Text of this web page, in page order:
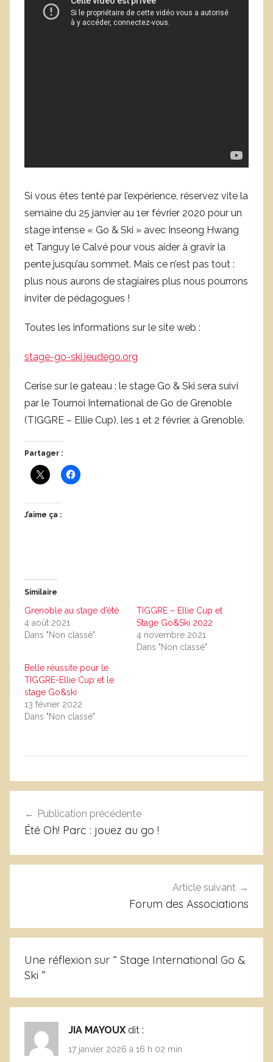
Si vous êtes tenté par l’expérience, réservez vite la
semaine du 25 janvier au 1er février 2020 pour un
stage intense « Go & Ski » avec Inseong Hwang
et Tanguy le Calvé pour vous aider à gravir la
pente jusqu’au sommet. Mais ce n’est pas tout :
plus nous aurons de stagiaires plus nous pourrons
inviter de pédagogues !
Toutes les informations sur le site web :
stage-go-ski.jeudego.org
Cerise sur le gateau : le stage Go & Ski sera suivi
par le Tournoi International de Go de Grenoble
(TIGGRE – Ellie Cup), les 1 et 2 février, à Grenoble.
Partager :
J’aime ça :
Similaire
Grenoble au stage d’été
4 août 2021
Dans "Non classé"
TIGGRE – Ellie Cup et
Stage Go&Ski 2022
4 novembre 2021
Dans "Non classé"
Belle réussite pour le
TIGGRE-Ellie Cup et le
stage Go&ski
13 février 2022
Dans "Non classé"
A
n
o
n
de
Publication précédente
Été Oh! Parc : jouez au go !
Article suivant
Forum des Associations
Une réflexion sur “ Stage International Go &
Ski ”
JIA MAYOUX dit :
17 janvier 2026 à 16 h 02 min